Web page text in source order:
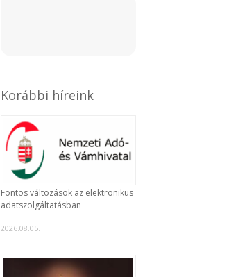
Korábbi híreink
Fontos változások az elektronikus
adatszolgáltatásban
2026.08.05.